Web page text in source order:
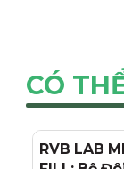
Chiết xuất từ
cinnamal,
sorbate ,
CÔNG DỤNG
CÓ
RVB LAB